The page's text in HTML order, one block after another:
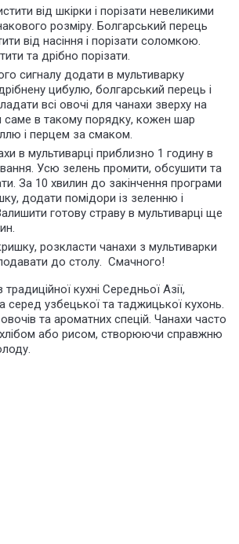
від шкірки і порізати невеликими
розміру. Болгарський перець
від насіння і порізати соломкою.
та дрібно порізати.
сигналу додати в мультиварку
цибулю, болгарський перець і
всі овочі для чанахи зверху на
в такому порядку, кожен шар
і перцем за смаком.
в мультиварці приблизно 1 годину в
Усю зелень промити, обсушити та
За 10 хвилин до закінчення програми
додати помідори із зеленню і
готову страву в мультиварці ще
розкласти чанахи з мультиварки
подавати до столу. Смачного!
кухні Середньої Азії,
узбецької та таджицької кухонь.
та ароматних спецій. Чанахи часто
або рисом, створюючи справжню